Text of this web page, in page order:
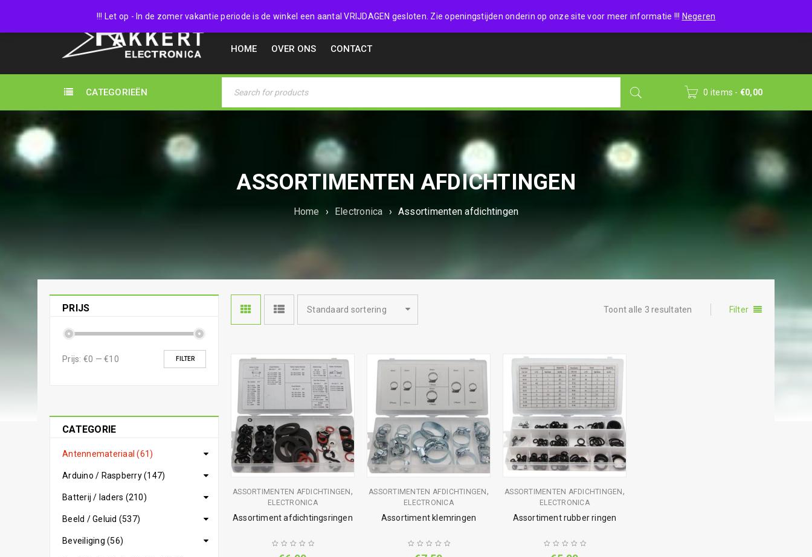
!!! Let op - In de zomer vakantie periode is de winkel een aantal VRIJDAGEN gesloten. Zie openingstijden onderin op onze site voor meer informatie !!! Negeren
038 4532357 Wishlist (0)
HOME OVER ONS CONTACT
CATEGORIEËN 0 items - €0,00
ASSORTIMENTEN AFDICHTINGEN
Home › Electronica › Assortimenten afdichtingen
PRIJS
FILTER
Prijs: €0 — €10
CATEGORIE
Antennemateriaal (61)
Arduino / Raspberry (147)
Batterij / laders (210)
Beeld / Geluid (537)
Beveiliging (56)
Filter
Toont alle 3 resultaten
Standaard sortering
ASSORTIMENTEN AFDICHTINGEN ,
ELECTRONICA
Assortiment afdichtingsringen
ASSORTIMENTEN AFDICHTINGEN ,
ELECTRONICA
Assortiment klemringen
ASSORTIMENTEN AFDICHTINGEN ,
ELECTRONICA
Assortiment rubber ringen